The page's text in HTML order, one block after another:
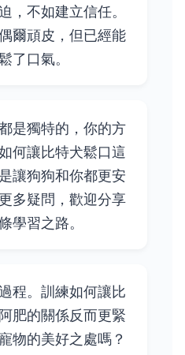
，不如建立信任。
爾頑皮，但已經能
了口氣。
是獨特的，你的方
何讓比特犬鬆口這
讓狗狗和你都更安
多疑問，歡迎分享
習之路。
程。訓練如何讓比
肥的關係反而更緊
物的美好之處嗎？